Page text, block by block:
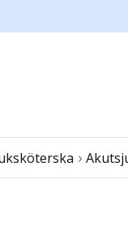
›